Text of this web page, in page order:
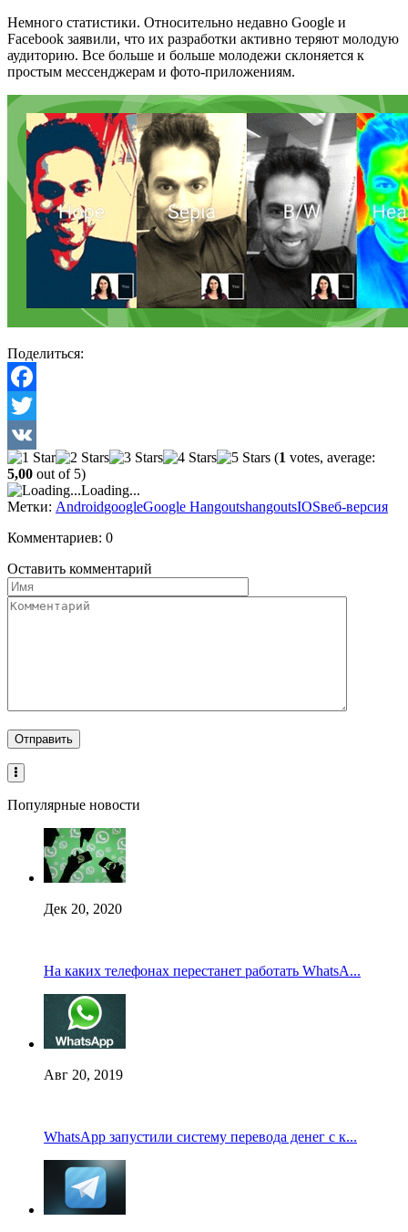
Немного статистики. Относительно недавно Google и
Facebook заявили, что их разработки активно теряют молодую
аудиторию. Все больше и больше молодежи склоняется к
простым мессенджерам и фото-приложениям.
Поделиться:
Facebook
Twitter
VK
(1 votes, average:
5,00 out of 5)
Loading...
Метки: AndroidgoogleGoogle HangoutshangoutsIOSвеб-версия
Комментариев: 0
Оставить комментарий
Популярные новости
Дек 20, 2020
На каких телефонах перестанет работать WhatsA...
Авг 20, 2019
WhatsApp запустили систему перевода денег с к...